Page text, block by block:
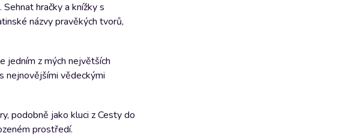
hračky a knížky s
názvy pravěkých tvorů,
jedním z mých největších
nejnovějšími vědeckými
podobně jako kluci z Cesty do
prostředí.